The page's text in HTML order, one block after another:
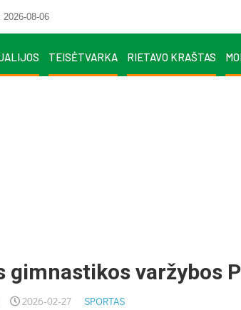
2026-08-06
TEISĖTVARKA RIETAVO KRAŠTAS
gim­nas­ti­kos var­žy­bos
2026-02-27 SPORTAS